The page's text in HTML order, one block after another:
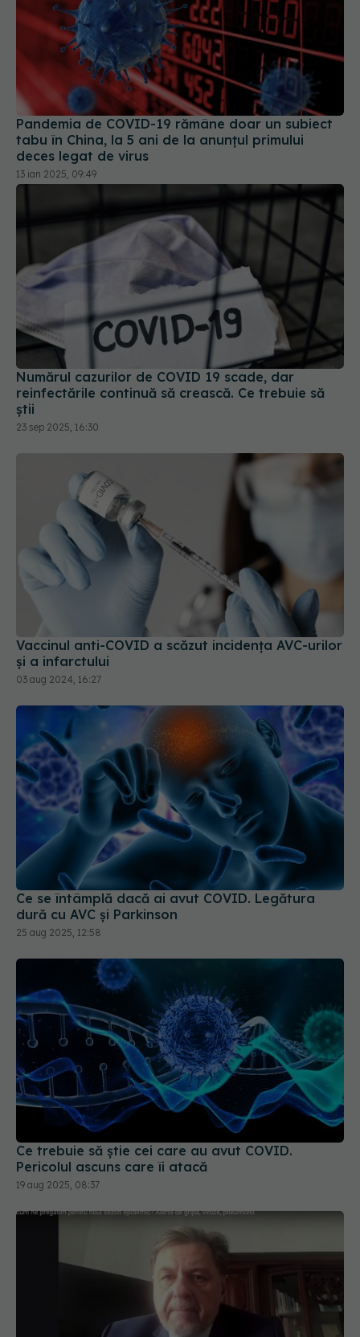
Pandemia de COVID-19 rămâne doar un subiect
tabu în China, la 5 ani de la anunțul primului
deces legat de virus
13 ian 2025, 09:49
Numărul cazurilor de COVID 19 scade, dar
reinfectările continuă să crească. Ce trebuie să
știi
23 sep 2025, 16:30
Vaccinul anti-COVID a scăzut incidența AVC-urilor
Ce se întâmplă dacă ai avut COVID. Legătura
dură cu AVC și Parkinson
25 aug 2025, 12:58
Ce trebuie să știe cei care au avut COVID.
Pericolul ascuns care îi atacă
19 aug 2025, 08:37